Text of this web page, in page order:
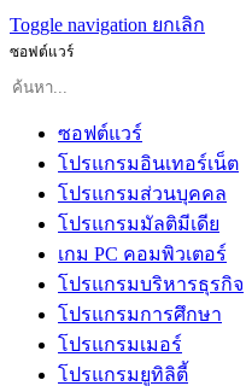
Toggle navigation ยกเลิก
ซอฟต์แวร์
ซอฟต์แวร์
โปรแกรมอินเทอร์เน็ต
โปรแกรมส่วนบุคคล
โปรแกรมมัลติมีเดีย
เกม PC คอมพิวเตอร์
โปรแกรมบริหารธุรกิจ
โปรแกรมการศึกษา
โปรแกรมเมอร์
โปรแกรมยูทิลิตี้